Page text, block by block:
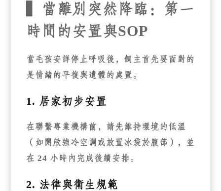
▍當離別突然降臨：第一
時間的安置與SOP
當毛孩安詳停止呼吸後，飼主首先要面對的
是情緒的平復與遺體的處置。
1. 居家初步安置
在聯繫專業機構前，請先維持環境的低溫
（如開啟強冷空調或放置冰袋於腹部），並
在 24 小時內完成後續安排。
2. 法律與衛生規範